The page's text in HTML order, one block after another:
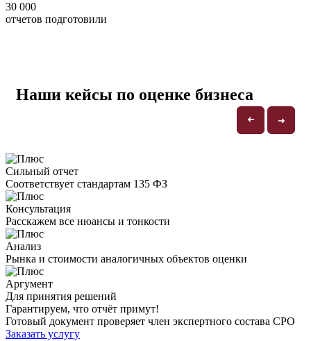
30 000
отчетов подготовили
Наши кейсы по оценке бизнеса
➜ ➜
Сильный отчет
Соответствует стандартам 135 ФЗ
Консультация
Расскажем все нюансы и тонкости
Анализ
Рынка и стоимости аналогичных объектов оценки
Аргумент
Для принятия решений
Гарантируем, что отчёт примут!
Готовый документ проверяет член экспертного состава СРО
Заказать услугу